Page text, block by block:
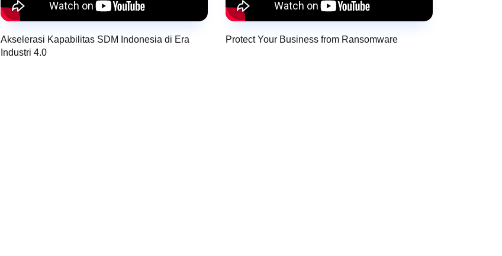
Akselerasi Kapabilitas SDM Indonesia di Era
Industri 4.0
Protect Your Business from Ransomware